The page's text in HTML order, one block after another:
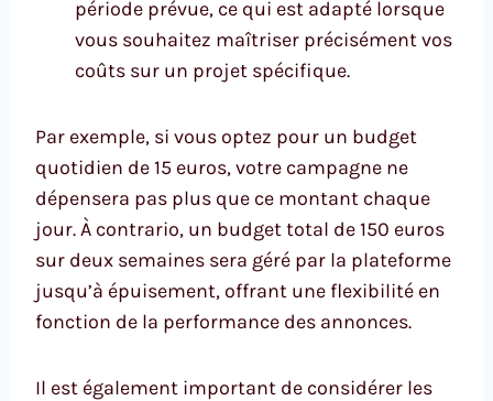
période prévue, ce qui est adapté lorsque
vous souhaitez maîtriser précisément vos
coûts sur un projet spécifique.
Par exemple, si vous optez pour un budget
quotidien de 15 euros, votre campagne ne
dépensera pas plus que ce montant chaque
jour. À contrario, un budget total de 150 euros
sur deux semaines sera géré par la plateforme
jusqu’à épuisement, offrant une flexibilité en
fonction de la performance des annonces.
Il est également important de considérer les